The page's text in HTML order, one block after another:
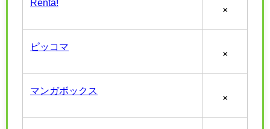
Renta!
×
ピッコマ
×
マンガボックス
×